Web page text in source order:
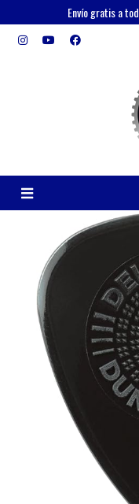
Envío gratis a